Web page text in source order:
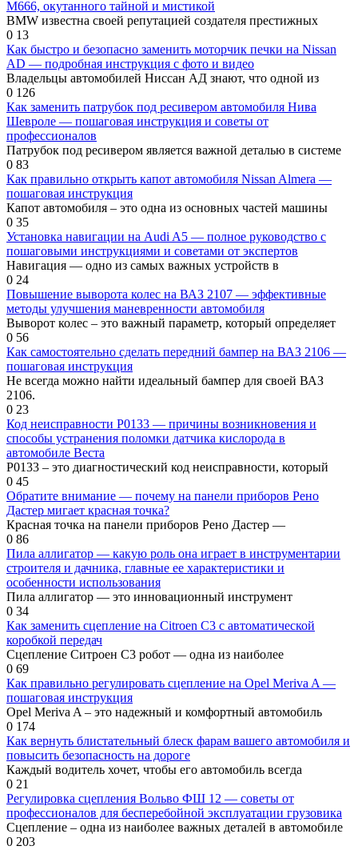
M666, окутанного тайной и мистикой
BMW известна своей репутацией создателя престижных
0 13
Как быстро и безопасно заменить моторчик печки на Nissan
AD — подробная инструкция с фото и видео
Владельцы автомобилей Ниссан АД знают, что одной из
0 126
Как заменить патрубок под ресивером автомобиля Нива
Шевроле — пошаговая инструкция и советы от
профессионалов
Патрубок под ресивером является важной деталью в системе
0 83
Как правильно открыть капот автомобиля Nissan Almera —
пошаговая инструкция
Капот автомобиля – это одна из основных частей машины
0 35
Установка навигации на Audi A5 — полное руководство с
пошаговыми инструкциями и советами от экспертов
Навигация — одно из самых важных устройств в
0 24
Повышение выворота колес на ВАЗ 2107 — эффективные
методы улучшения маневренности автомобиля
Выворот колес – это важный параметр, который определяет
0 56
Как самостоятельно сделать передний бампер на ВАЗ 2106 —
пошаговая инструкция
Не всегда можно найти идеальный бампер для своей ВАЗ
2106.
0 23
Код неисправности P0133 — причины возникновения и
способы устранения поломки датчика кислорода в
автомобиле Веста
P0133 – это диагностический код неисправности, который
0 45
Обратите внимание — почему на панели приборов Рено
Дастер мигает красная точка?
Красная точка на панели приборов Рено Дастер —
0 86
Пила аллигатор — какую роль она играет в инструментарии
строителя и дачника, главные ее характеристики и
особенности использования
Пила аллигатор — это инновационный инструмент
0 34
Как заменить сцепление на Citroen C3 с автоматической
коробкой передач
Сцепление Ситроен С3 робот — одна из наиболее
0 69
Как правильно регулировать сцепление на Opel Meriva A —
пошаговая инструкция
Opel Meriva A – это надежный и комфортный автомобиль
0 174
Как вернуть блистательный блеск фарам вашего автомобиля и
повысить безопасность на дороге
Каждый водитель хочет, чтобы его автомобиль всегда
0 21
Регулировка сцепления Вольво ФШ 12 — советы от
профессионалов для бесперебойной эксплуатации грузовика
Сцепление – одна из наиболее важных деталей в автомобиле
0 203